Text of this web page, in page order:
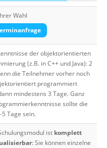
Wahl
der objektorientierten
(z.B. in C++ und Java): 2
die Teilnehmer vorher noch
programmiert
mindestens 3 Tage. Ganz
sollte die
5 Tage sein.
ist komplett
: Sie können einzelne